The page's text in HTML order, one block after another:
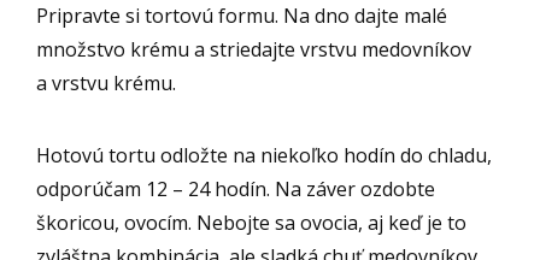
Pripravte si tortovú formu. Na dno dajte malé
množstvo krému a striedajte vrstvu medovníkov
a vrstvu krému.
Hotovú tortu odložte na niekoľko hodín do chladu,
odporúčam 12 – 24 hodín. Na záver ozdobte
škoricou, ovocím. Nebojte sa ovocia, aj keď je to